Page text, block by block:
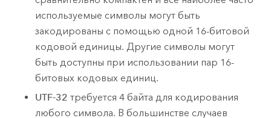
используемые символы могут быть
закодированы с помощью одной 16-битовой
кодовой единицы. Другие символы могут
быть доступны при использовании пар 16-
битовых кодовых единиц.
UTF-32 требуется 4 байта для кодирования
любого символа. В большинстве случаев